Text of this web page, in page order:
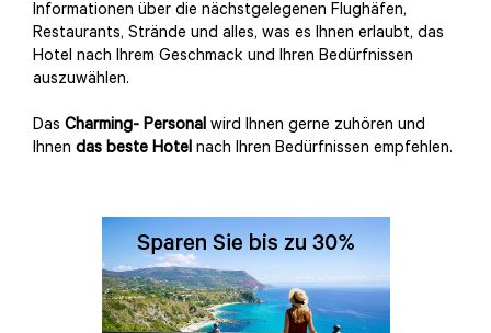
Informationen über die nächstgelegenen Flughäfen,
Restaurants, Strände und alles, was es Ihnen erlaubt, das
Hotel nach Ihrem Geschmack und Ihren Bedürfnissen
auszuwählen.
Das Charming- Personal wird Ihnen gerne zuhören und
Ihnen das beste Hotel nach Ihren Bedürfnissen empfehlen.